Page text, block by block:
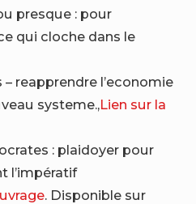
presque : pour
qui cloche dans le
reapprendre l’economie
systeme.,Lien sur la
: plaidoyer pour
l’impératif
. Disponible sur